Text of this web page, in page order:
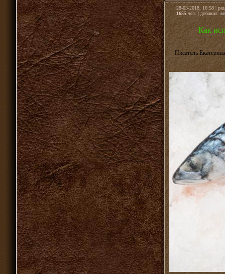
28-03-2018, 16:58 |
1655чел. | добавил:
Как
Писатель